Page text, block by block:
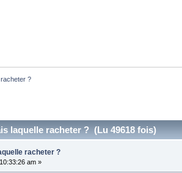
?
laquelle racheter ? (Lu 49618 fois)
racheter ?
am »